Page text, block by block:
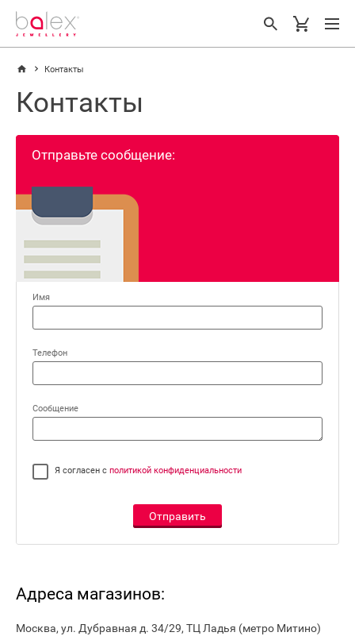
Контакты
Контакты
Отправьте сообщение:
Имя
Телефон
Сообщение
Я согласен с политикой конфиденциальности
Отправить
Адреса магазинов:
Москва, ул. Дубравная д. 34/29, ТЦ Ладья (метро Митино)